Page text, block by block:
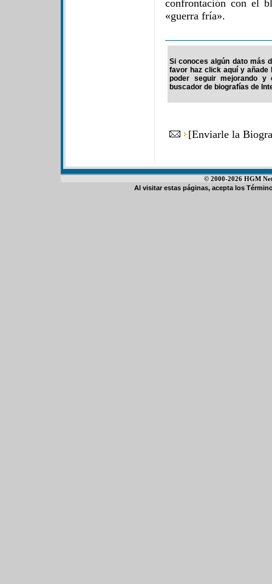
confrontación con el
«guerra fría».
Si conoces algún dato más
favor haz click aquí y
poder seguir mejorando y
buscador de biografías de
[Enviarle la
© 2000-2026 HGM
Al visitar estas páginas, acepta los